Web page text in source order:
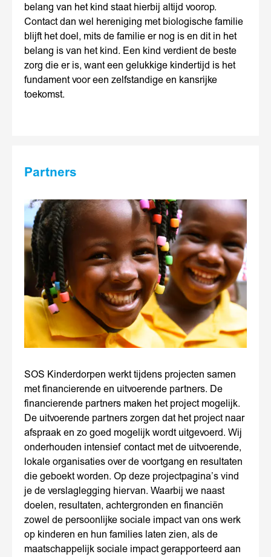
belang van het kind staat hierbij altijd voorop.
Contact dan wel hereniging met biologische familie
blijft het doel, mits de familie er nog is en dit in het
belang is van het kind. Een kind verdient de beste
zorg die er is, want een gelukkige kindertijd is het
fundament voor een zelfstandige en kansrijke
toekomst.
Partners
SOS Kinderdorpen werkt tijdens projecten samen
met financierende en uitvoerende partners. De
financierende partners maken het project mogelijk.
De uitvoerende partners zorgen dat het project naar
afspraak en zo goed mogelijk wordt uitgevoerd. Wij
onderhouden intensief contact met de uitvoerende,
lokale organisaties over de voortgang en resultaten
die geboekt worden. Op deze projectpagina’s vind
je de verslaglegging hiervan. Waarbij we naast
doelen, resultaten, achtergronden en financiën
zowel de persoonlijke sociale impact van ons werk
op kinderen en hun families laten zien, als de
maatschappelijk sociale impact gerapporteerd aan